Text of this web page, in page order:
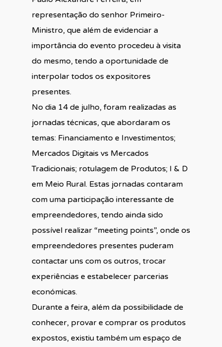
representação do senhor Primeiro-
Ministro, que além de evidenciar a
importância do evento procedeu à visita
do mesmo, tendo a oportunidade de
interpolar todos os expositores
presentes.
No dia 14 de julho, foram realizadas as
jornadas técnicas, que abordaram os
temas: Financiamento e Investimentos;
Mercados Digitais vs Mercados
Tradicionais; rotulagem de Produtos; I & D
em Meio Rural. Estas jornadas contaram
com uma participação interessante de
empreendedores, tendo ainda sido
possível realizar “meeting points”, onde os
empreendedores presentes puderam
contactar uns com os outros, trocar
experiências e estabelecer parcerias
económicas.
Durante a feira, além da possibilidade de
conhecer, provar e comprar os produtos
expostos, existiu também um espaço de